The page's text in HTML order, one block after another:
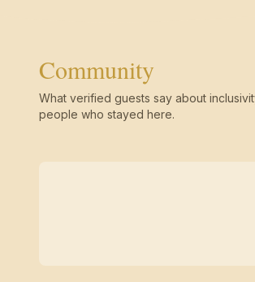
Community
What verified guests say about
people who stayed here.